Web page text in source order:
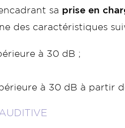
sa prise en
des caractéristiques
à 30 dB ;
à 30 dB à partir